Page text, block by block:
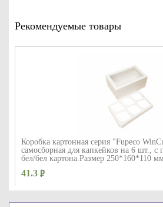
Рекомендуемые товары
Коробка картонная серия "Fupeco
самосборная для капкейков на 6 шт.,
бел/бел картона.Размер 250*160*110
41.3